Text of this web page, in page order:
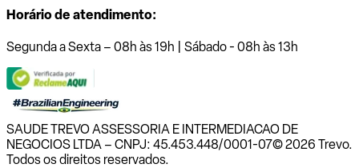
Horário de atendimento:
Segunda a Sexta – 08h às 19h | Sábado - 08h às 13h
SAUDE TREVO ASSESSORIA E INTERMEDIACAO DE
NEGOCIOS LTDA – CNPJ: 45.453.448/0001-07© 2026 Trevo.
Todos os direitos reservados.